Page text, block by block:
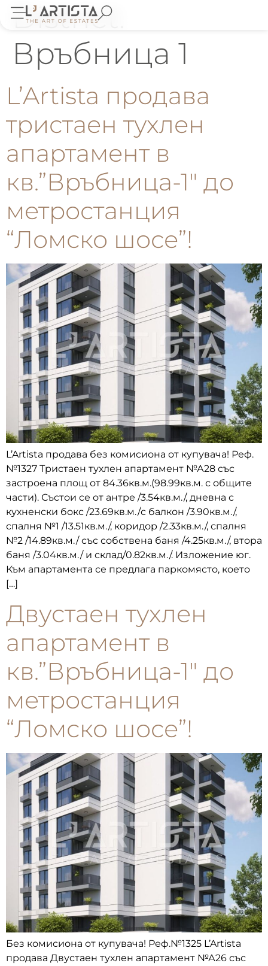
District:
Връбница 1
L’Artista продава
тристаен тухлен
апартамент в
кв.”Връбница-1″ до
метростанция
“Ломско шосе”!
L’Artista продава без комисиона от купувача! Реф.
№1327 Тристаен тухлен апартамент №А28 със
застроена площ от 84.36кв.м.(98.99кв.м. с общите
части). Състои се от антре /3.54кв.м./, дневна с
кухненски бокс /23.69кв.м./с балкон /3.90кв.м./,
спалня №1 /13.51кв.м./, коридор /2.33кв.м./, спалня
№2 /14.89кв.м./ със собствена баня /4.25кв.м./, втора
баня /3.04кв.м./ и склад/0.82кв.м./. Изложение юг.
Към апартамента се предлага паркомясто, което
[…]
Двустаен тухлен
апартамент в
кв.”Връбница-1″ до
метростанция
“Ломско шосе”!
Без комисиона от купувача! Реф.№1325 L’Artista
продава Двустаен тухлен апартамент №А26 със